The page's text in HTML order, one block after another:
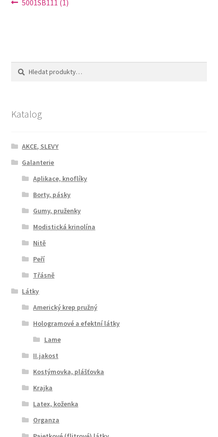
Navigace
5001SB111 (1)
Hledat:
Hledat
Katalog
AKCE, SLEVY
Galanterie
Aplikace, knoflíky
Borty, pásky
Gumy, pruženky
Modistická krinolína
Nitě
Peří
Třásně
Látky
Americký krep pružný
Hologramové a efektní látky
Lame
II.jakost
Kostýmovka, plášťovka
Krajka
Latex, koženka
Organza